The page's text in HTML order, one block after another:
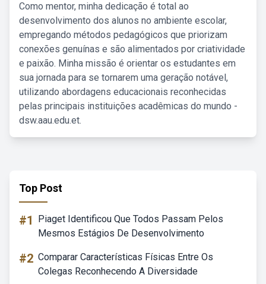
Como mentor, minha dedicação é total ao
desenvolvimento dos alunos no ambiente escolar,
empregando métodos pedagógicos que priorizam
conexões genuínas e são alimentados por criatividade
e paixão. Minha missão é orientar os estudantes em
sua jornada para se tornarem uma geração notável,
utilizando abordagens educacionais reconhecidas
pelas principais instituições acadêmicas do mundo -
dsw.aau.edu.et.
Top Post
#1
Piaget Identificou Que Todos Passam Pelos
Mesmos Estágios De Desenvolvimento
#2 Comparar Características Físicas Entre Os
Colegas Reconhecendo A Diversidade